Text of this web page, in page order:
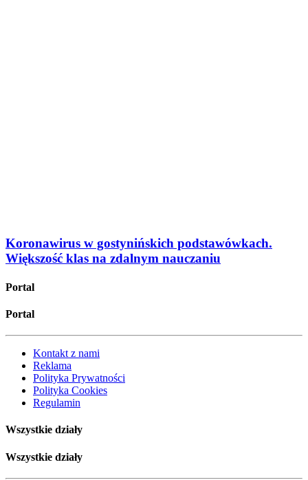
Koronawirus w gostynińskich podstawówkach.
Większość klas na zdalnym nauczaniu
Portal
Portal
Kontakt z nami
Reklama
Polityka Prywatności
Polityka Cookies
Regulamin
Wszystkie działy
Wszystkie działy